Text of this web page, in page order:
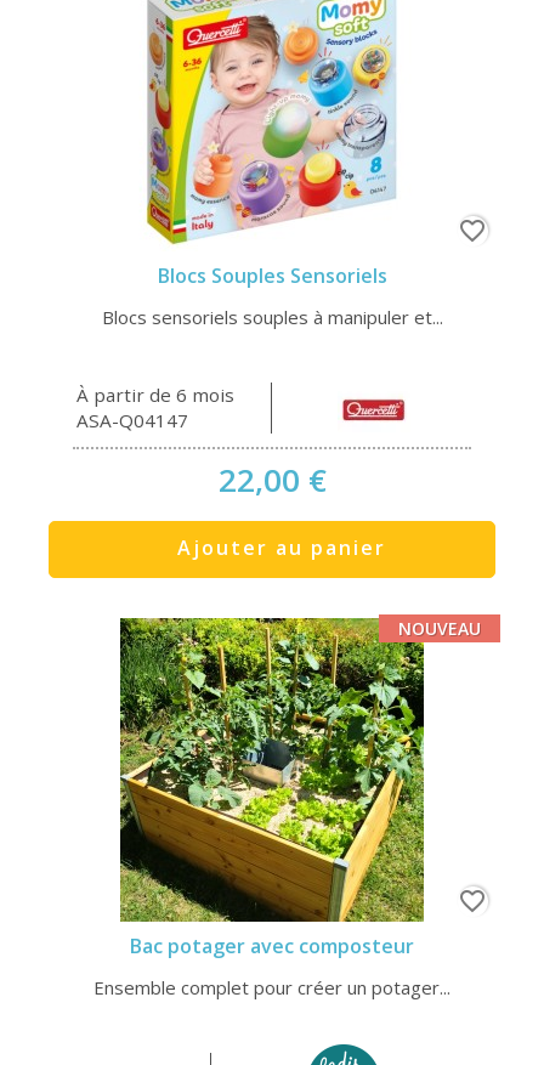
Blocs Souples Sensoriels
Blocs sensoriels souples à manipuler et...
À partir de 6 mois
ASA-Q04147
22,00 €
Ajouter au panier
favorite_border
Bac potager avec composteur
Ensemble complet pour créer un potager...
NOUVEAU
favorite_border